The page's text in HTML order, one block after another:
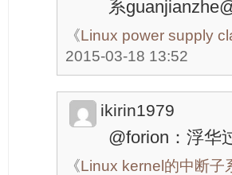
系
《Linux power supply
2015-03-18 13:52
ikirin1979
@forion：浮华
《Linux kernel的中断子